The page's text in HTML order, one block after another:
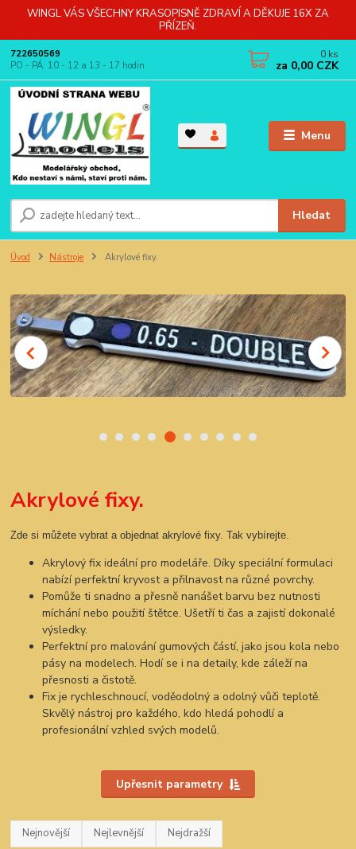
WINGL VÁS VŠECHNY KRASOPISNĚ ZDRAVÍ A DĚKUJE 16X ZA
PŘÍZEŇ.
Menu
Hledat
722650569
PO - PÁ: 10 - 12 a 13 - 17 hodin
0 ks
za 0,00 CZK
Úvod Nástroje Akrylové fixy.
Akrylové fixy.
Zde si můžete vybrat a objednat akrylové fixy. Tak vybírejte.
Akrylový fix ideální pro modeláře. Díky speciální formulaci
nabízí perfektní kryvost a přilnavost na různé povrchy.
Pomůže ti snadno a přesně nanášet barvu bez nutnosti
míchání nebo použití štětce. Ušetří ti čas a zajistí dokonalé
výsledky.
Perfektní pro malování gumových částí, jako jsou kola nebo
pásy na modelech. Hodí se i na detaily, kde záleží na
přesnosti a čistotě.
Fix je rychleschnoucí, voděodolný a odolný vůči teplotě.
Skvělý nástroj pro každého, kdo hledá pohodlí a
profesionální vzhled svých modelů.
Upřesnit parametry
Nejnovější Nejlevnější Nejdražší